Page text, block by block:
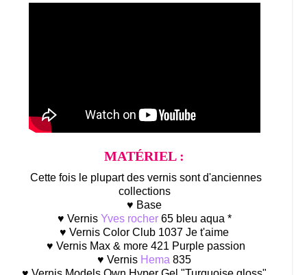
MATÉRIEL :
Cette fois le plupart des vernis sont d'anciennes
collections
♥ Base
♥ Vernis Yves rocher65 bleu aqua *
♥ Vernis Color Club 1037 Je t'aime
♥ Vernis Max & more 421 Purple passion
♥ Vernis Hema 835